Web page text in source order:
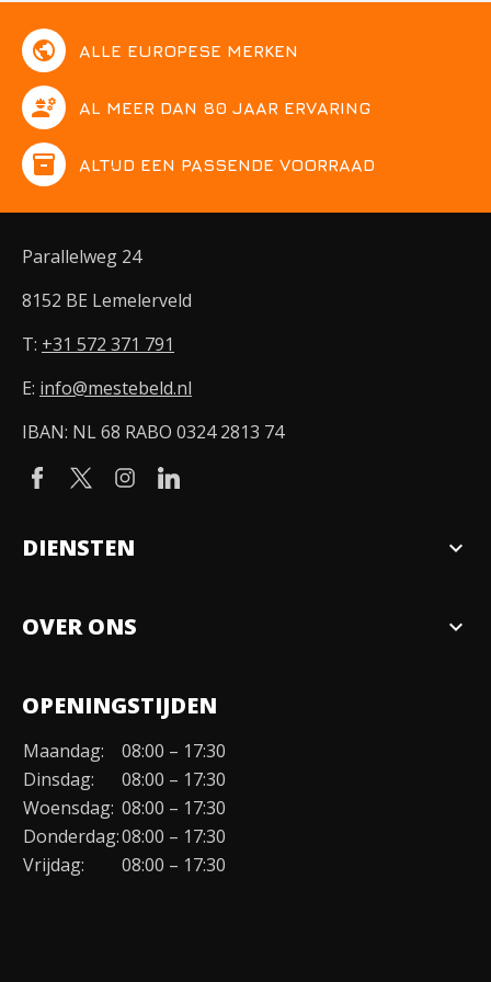
public ALLE EUROPESE MERKEN
engineering AL MEER DAN 80 JAAR ERVARING
inventory ALTIJD EEN PASSENDE VOORRAAD
Parallelweg 24
8152 BE Lemelerveld
T: +31 572 371 791
E: info@mestebeld.nl
IBAN: NL 68 RABO 0324 2813 74
DIENSTEN expand_more
OVER ONS expand_more
Organisatie
Duurzaamheid
Werken bij
Contact
OPENINGSTIJDEN
Maandag:
08:00 – 17:30
Dinsdag:
08:00 – 17:30
Woensdag: 08:00 – 17:30
Donderdag:08:00 – 17:30
Vrijdag:
08:00 – 17:30